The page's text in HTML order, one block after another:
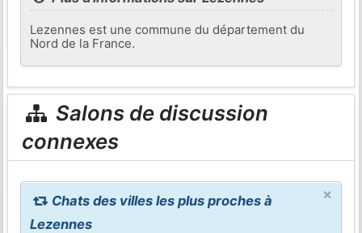
Lezennes est une commune du département du
Nord de la France.
Salons de discussion
connexes
×
Chats des villes les plus proches à
Lezennes